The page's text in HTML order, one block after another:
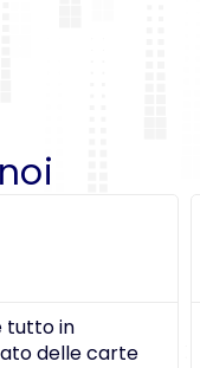
tutto in
delle carte